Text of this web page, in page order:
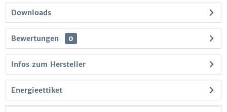
Downloads
Bewertungen 0
Infos zum Hersteller
Energieettiket